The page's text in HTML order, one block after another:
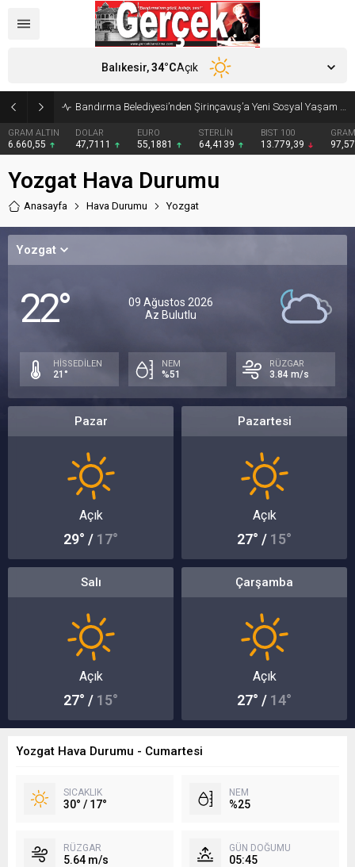
Bandırma Belediyesi’nden Şirinçavuş’a Yeni Sosyal Yaşam Alanı: Tesisler Hizmete Açıldı
GRAM ALTIN
6.660,55
DOLAR
47,7111
EURO
55,1881
STERLİN
64,4139
BIST 100
13.779,39
Balıkesir,34°CAçık
Yozgat Hava Durumu
Anasayfa Hava Durumu Yozgat
Yozgat
22°
09 Ağustos 2026
Az Bulutlu
HİSSEDİLEN
21°
NEM
%51
RÜZGAR
3.84 m/s
Pazar
Açık
29° / 17°
Pazartesi
Açık
27° / 15°
Salı
Açık
27° / 15°
Çarşamba
Açık
27° / 14°
Yozgat Hava Durumu - Cumartesi
SICAKLIK
30° / 17°
NEM
%25
RÜZGAR
5.64 m/s
GÜN DOĞUMU
05:45